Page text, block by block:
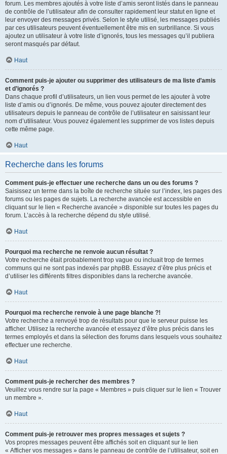
forum. Les membres ajoutés à votre liste d’amis seront listés dans le panneau
de contrôle de l’utilisateur afin de consulter rapidement leur statut en ligne et
leur envoyer des messages privés. Selon le style utilisé, les messages publiés
par ces utilisateurs peuvent éventuellement être mis en surbrillance. Si vous
ajoutez un utilisateur à votre liste d’ignorés, tous les messages qu’il publiera
seront masqués par défaut.
Haut
Comment puis-je ajouter ou supprimer des utilisateurs de ma liste d’amis
et d’ignorés ?
Dans chaque profil d’utilisateurs, un lien vous permet de les ajouter à votre
liste d’amis ou d’ignorés. De même, vous pouvez ajouter directement des
utilisateurs depuis le panneau de contrôle de l’utilisateur en saisissant leur
nom d’utilisateur. Vous pouvez également les supprimer de vos listes depuis
cette même page.
Haut
Recherche dans les forums
Comment puis-je effectuer une recherche dans un ou des forums ?
Saisissez un terme dans la boîte de recherche située sur l’index, les pages des
forums ou les pages de sujets. La recherche avancée est accessible en
cliquant sur le lien « Recherche avancée » disponible sur toutes les pages du
forum. L’accès à la recherche dépend du style utilisé.
Haut
Pourquoi ma recherche ne renvoie aucun résultat ?
Votre recherche était probablement trop vague ou incluait trop de termes
communs qui ne sont pas indexés par phpBB. Essayez d’être plus précis et
d’utiliser les différents filtres disponibles dans la recherche avancée.
Haut
Pourquoi ma recherche renvoie à une page blanche ?!
Votre recherche a renvoyé trop de résultats pour que le serveur puisse les
afficher. Utilisez la recherche avancée et essayez d’être plus précis dans les
termes employés et dans la sélection des forums dans lesquels vous souhaitez
effectuer une recherche.
Haut
Comment puis-je rechercher des membres ?
Veuillez vous rendre sur la page « Membres » puis cliquer sur le lien « Trouver
un membre ».
Haut
Comment puis-je retrouver mes propres messages et sujets ?
Vos propres messages peuvent être affichés soit en cliquant sur le lien
« Afficher vos messages » dans le panneau de contrôle de l’utilisateur, soit en